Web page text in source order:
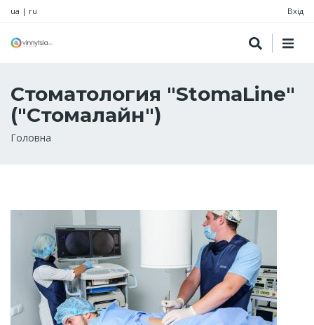
ua | ru Вхід
Стоматология "StomaLine"
("Стомалайн")
Рядок
Головна